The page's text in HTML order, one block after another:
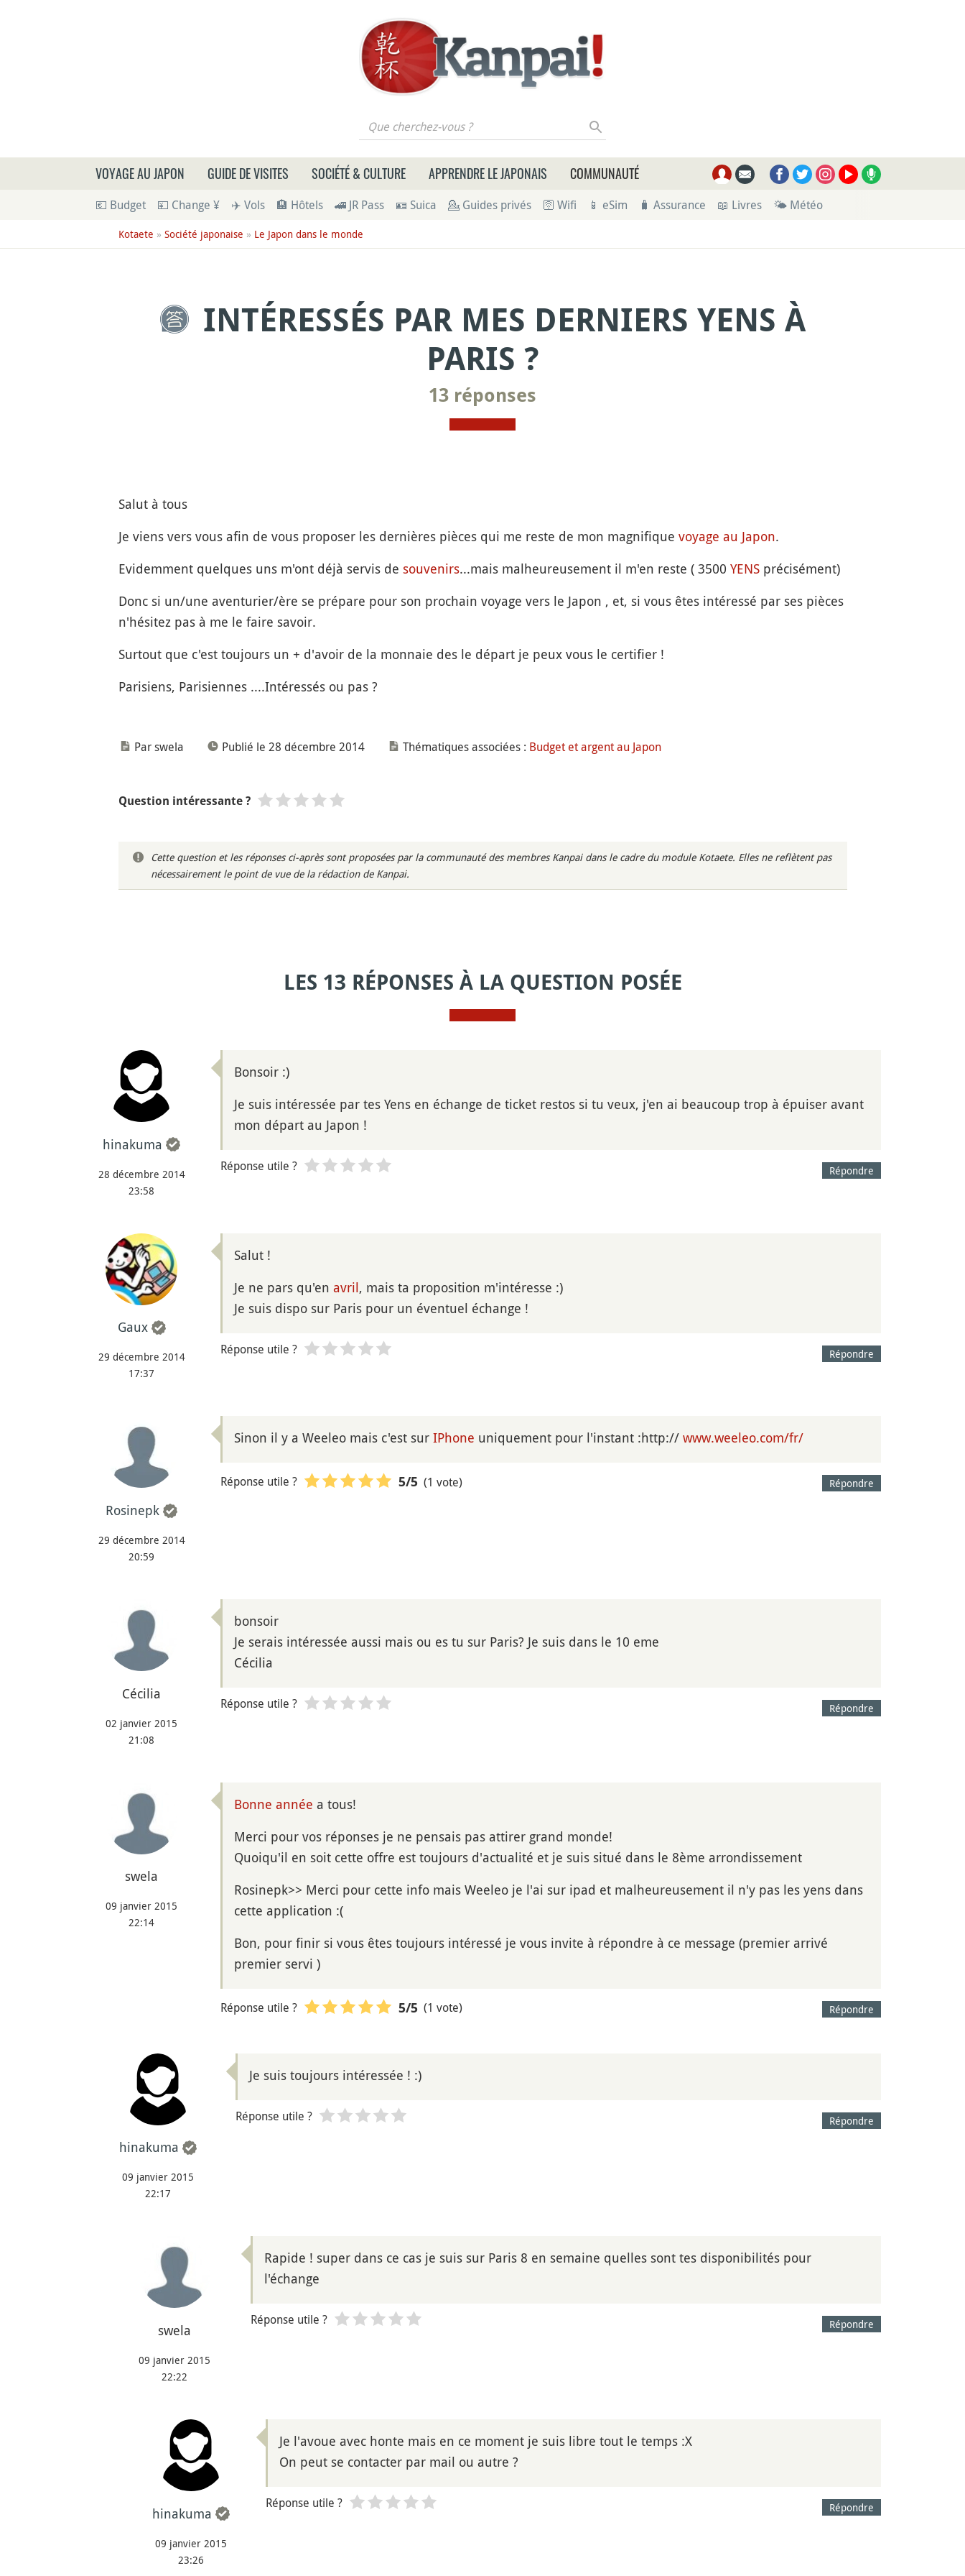
Que cherchez-vous ?
VOYAGE AU JAPON GUIDE DE VISITES SOCIÉTÉ & CULTURE APPRENDRE LE JAPONAIS COMMUNAUTÉ
💶 Budget 💴 Change ¥ ✈️ Vols 🏨 Hôtels 🚄 JR Pass 🪪 Suica 💁 Guides privés 🛜 Wifi 📱 eSim 🧳 Assurance 📖 Livres 🌤 Météo
Kotaete » Société japonaise » Le Japon dans le monde
INTÉRESSÉS PAR MES DERNIERS YENS À
PARIS ?
13 réponses
Salut à tous
Je viens vers vous afin de vous proposer les dernières pièces qui me reste de mon magnifique voyage au Japon.
Evidemment quelques uns m'ont déjà servis de souvenirs...mais malheureusement il m'en reste ( 3500 YENSprécisément)
Donc si un/une aventurier/ère se prépare pour son prochain voyage vers le Japon , et, si vous êtes intéressé par ses pièces
n'hésitez pas à me le faire savoir.
Surtout que c'est toujours un + d'avoir de la monnaie des le départ je peux vous le certifier !
Parisiens, Parisiennes ....Intéressés ou pas ?
Par swela Publié le 28 décembre 2014 Thématiques associées : Budget et argent au Japon
Question intéressante ?
Cette question et les réponses ci-après sont proposées par la communauté des membres Kanpai dans le cadre du module Kotaete. Elles ne reflètent pas
nécessairement le point de vue de la rédaction de Kanpai.
LES 13 RÉPONSES À LA QUESTION POSÉE
hinakuma
28 décembre 2014
23:58
Bonsoir :)
Je suis intéressée par tes Yens en échange de ticket restos si tu veux, j'en ai beaucoup trop à épuiser avant
mon départ au Japon !
Répondre
Réponse utile ?
Gaux
29 décembre 2014
17:37
Salut !
Je ne pars qu'en avril, mais ta proposition m'intéresse :)
Je suis dispo sur Paris pour un éventuel échange !
Répondre
Réponse utile ?
Rosinepk
29 décembre 2014
20:59
Sinon il y a Weeleo mais c'est sur IPhone uniquement pour l'instant :http:// www.weeleo.com/fr/
Répondre
Réponse utile ? 5/5 (1 vote)
Cécilia
02 janvier 2015
21:08
bonsoir
Je serais intéressée aussi mais ou es tu sur Paris? Je suis dans le 10 eme
Cécilia
Répondre
Réponse utile ?
swela
09 janvier 2015
22:14
Bonne année a tous!
Merci pour vos réponses je ne pensais pas attirer grand monde!
Quoiqu'il en soit cette offre est toujours d'actualité et je suis situé dans le 8ème arrondissement
Rosinepk>> Merci pour cette info mais Weeleo je l'ai sur ipad et malheureusement il n'y pas les yens dans
cette application :(
Bon, pour finir si vous êtes toujours intéressé je vous invite à répondre à ce message (premier arrivé
premier servi )
Répondre
Réponse utile ? 5/5 (1 vote)
hinakuma
09 janvier 2015
22:17
Je suis toujours intéressée ! :)
Répondre
Réponse utile ?
swela
09 janvier 2015
22:22
Rapide ! super dans ce cas je suis sur Paris 8 en semaine quelles sont tes disponibilités pour
l'échange
Répondre
Réponse utile ?
hinakuma
09 janvier 2015
23:26
Je l'avoue avec honte mais en ce moment je suis libre tout le temps :X
On peut se contacter par mail ou autre ?
Répondre
Réponse utile ?